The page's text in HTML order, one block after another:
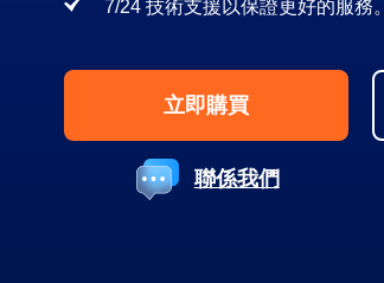
7/24 技術支援以保證更好的服務。
立即購買
聯係我們